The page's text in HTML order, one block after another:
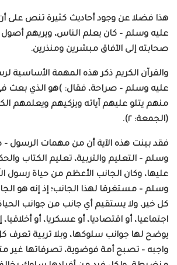
هذا فضلا عن وجود أحاديث كثيرة تنص على أن
عليه وسلم – كان يعلم الناس، ويريهم أصول
صحابته إلى الآفاق مبشرين ومنذرين.
والقرآن الكريم ذكر هذه المهمة الأساسية
عليه وسلم – صراحة، فقال: )هو الذي بعث في
منهم يتلو عليهم آياته ويزكيهم ويعلمهم
(الجمعة: ٢).
فقد بينت هذه الآية أن من مهمات الرسول –
وسلم – التعليم والتربية، تعليم الكتاب
عليها، وكان الجانب الأعظم من حياة رسول
وسلم – مستغرقا لهذا الجانب؛ إذ إنه هو
كل خير، ولا يستقيم أي جانب من جوانب
اجتماعيا، أو اقتصاديا، أو عسكريا، أو أخلاقيا،
يوضح لها جوانب سلوكها، وبلا تربية تعرف
واجبه – تصبح أمة فوضوية، تصرفاتها غير